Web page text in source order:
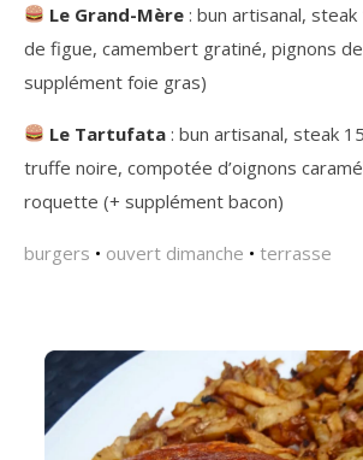
Le Grand-Mère: bun artisanal,
de figue, camembert gratiné, pignons
supplément foie gras)
Le Tartufata: bun artisanal, steak
truffe noire, compotée d’oignons
roquette (+ supplément bacon)
burgers • ouvert dimanche • terrasse